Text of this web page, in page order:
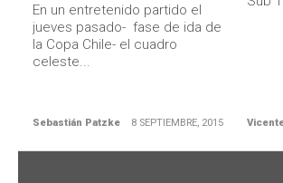
En un entretenido partido el
jueves pasado- fase de ida de
la Copa Chile- el cuadro
celeste...
Sebastián Patzke 8 SEPTIEMBRE, 2015